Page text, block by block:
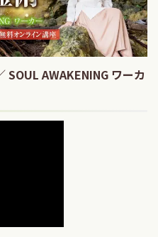
AWAKENING ワーカ